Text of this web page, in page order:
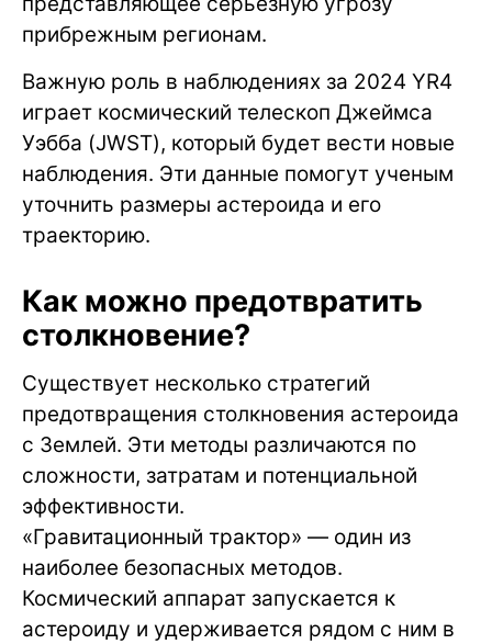
прибрежным регионам.
Важную роль в наблюдениях за 2024 YR4
играет космический телескоп Джеймса
Уэбба (JWST), который будет вести новые
наблюдения. Эти данные помогут ученым
уточнить размеры астероида и его
траекторию.
Как можно предотвратить
столкновение?
Существует несколько стратегий
предотвращения столкновения астероида
с Землей. Эти методы различаются по
сложности, затратам и потенциальной
эффективности.
«Гравитационный трактор» — один из
наиболее безопасных методов.
Космический аппарат запускается к
астероиду и удерживается рядом с ним в